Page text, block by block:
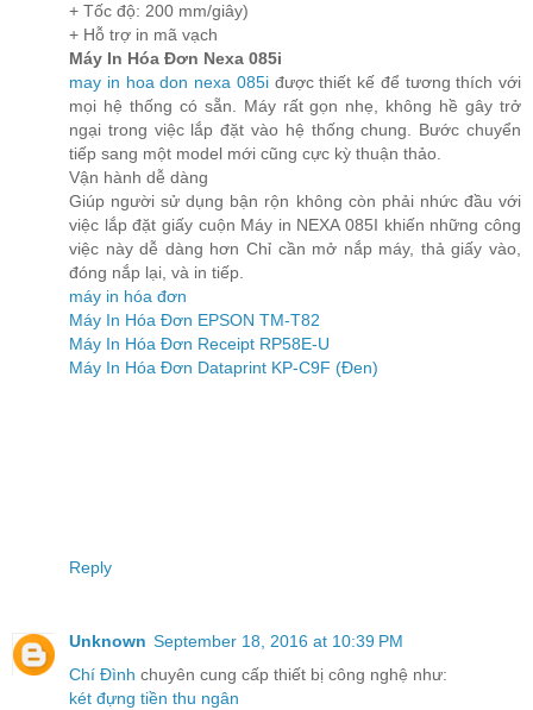
+ Tốc độ: 200 mm/giây)
+ Hỗ trợ in mã vạch
Máy In Hóa Đơn Nexa 085i
may in hoa don nexa 085iđược thiết kế để tương thích với
mọi hệ thống có sẵn. Máy rất gọn nhẹ, không hề gây trở
ngại trong việc lắp đặt vào hệ thống chung. Bước chuyển
tiếp sang một model mới cũng cực kỳ thuận thảo.
Vận hành dễ dàng
Giúp người sử dụng bận rộn không còn phải nhức đầu với
việc lắp đặt giấy cuộn Máy in NEXA 085I khiến những công
việc này dễ dàng hơn Chỉ cần mở nắp máy, thả giấy vào,
đóng nắp lại, và in tiếp.
máy in hóa đơn
Máy In Hóa Đơn EPSON TM-T82
Máy In Hóa Đơn Receipt RP58E-U
Máy In Hóa Đơn Dataprint KP-C9F (Đen)
Reply
Unknown September 18, 2016 at 10:39 PM
Chí Đình chuyên cung cấp thiết bị công nghệ như:
két đựng tiền thu ngân